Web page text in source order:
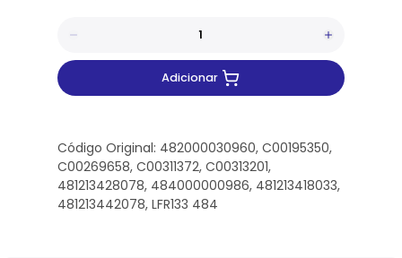
Adicionar
Código Original: 482000030960, C00195350,
C00269658, C00311372, C00313201,
481213428078, 484000000986, 481213418033,
481213442078, LFR133 484